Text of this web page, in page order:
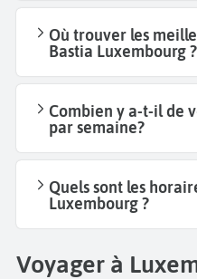
Où trouver les
Bastia Luxembourg ?
Combien y a-t-il de
par semaine?
Quels sont les
Luxembourg ?
Voyager à